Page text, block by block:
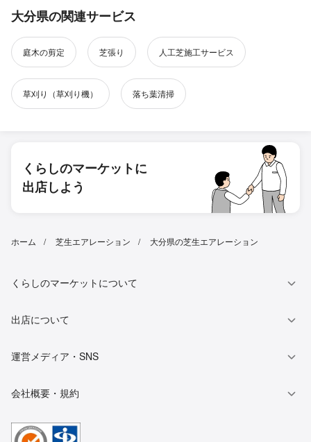
大分県の関連サービス
庭木の剪定 芝張り 人工芝施工サービス
草刈り（草刈り機） 落ち葉清掃
くらしのマーケットに
出店しよう
ホーム 芝生エアレーション 大分県の芝生エアレーション
くらしのマーケットについて
出店について
運営メディア・SNS
会社概要・規約